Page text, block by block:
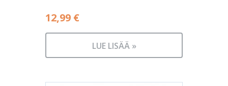
12,99 €
LUE LISÄÄ »